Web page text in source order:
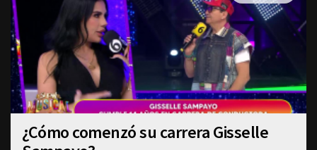
¿Cómo comenzó su carrera Gisselle